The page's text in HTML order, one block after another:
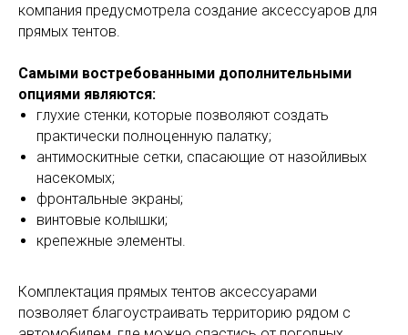
компания предусмотрела создание аксессуаров для
прямых тентов.
Самыми востребованными дополнительными
опциями являются:
глухие стенки, которые позволяют создать
практически полноценную палатку;
антимоскитные сетки, спасающие от назойливых
насекомых;
фронтальные экраны;
винтовые колышки;
крепежные элементы.
Комплектация прямых тентов аксессуарами
позволяет благоустраивать территорию рядом с